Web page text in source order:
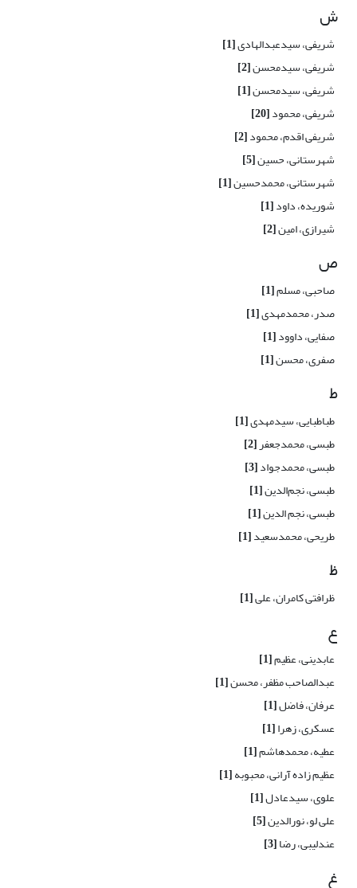
ش
شریفی، سیدعبدالهادی[1]
شریفی، سیدمحسن[2]
شریفی، سیدمحسن[1]
شریفی، محمود[20]
شریفی اقدم، محمود[2]
شهرستانی، حسین[5]
شهرستانی، محمدحسین[1]
شوریده، داود[1]
شیرازی، امین[2]
ص
صاحبی، مسلم[1]
صدر، محمدمهدی[1]
صفایی، داوود[1]
صفری، محسن[1]
ط
طباطبایی، سیدمهدی[1]
طبسی، محمدجعفر[2]
طبسی، محمدجواد[3]
طبسی، نجم‌الدین[1]
طبسی، نجم الدین[1]
طریحی، محمدسعید[1]
ظ
ظرافتی کامران، علی[1]
ع
عابدینی، عظیم[1]
عبدالصاحب مظفر، محسن[1]
عرفان، فاضل[1]
عسکری، زهرا[1]
عطیه، محمدهاشم[1]
عظیم زاده آرانی، محبوبه[1]
علوی، سیدعادل[1]
علی لو، نورالدین[5]
عندلیبی، رضا[3]
غ